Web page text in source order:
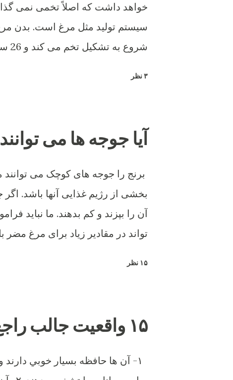
خواهد داشت که اصلاً تخمی نمی
سیستم تولید مثل مرغ است. بدن
۳ نظر
آیا جوجه ها می
برنج را جوجه های کوچک می
بخشی از رژیم غذایی آنها باشد.
آن را بپزند و کم بدهند. ما نباید
تواند در مقادیر زیاد برای مرغ
۱۵ نظر
۱۵ واقعیت جالب راجع به مرغ وخروس